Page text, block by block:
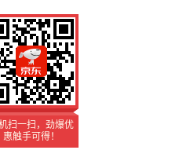
扫一扫，劲爆优
惠触手可得！
扫一扫，劲爆优
惠触手可得！